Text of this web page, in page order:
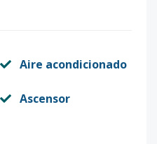
Aire acondicionado
Ascensor